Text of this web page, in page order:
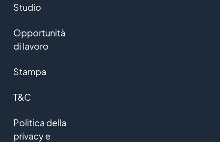
Studio
Opportunità
di lavoro
Stampa
T&C
Politica della
privacy e